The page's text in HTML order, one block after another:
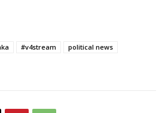
#v4stream
political news